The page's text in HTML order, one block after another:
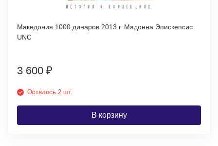
Македония 1000 динаров 2013 г. Мадонна Эпискепсис
UNC
3 600 ₽
Осталось 2 шт.
В корзину